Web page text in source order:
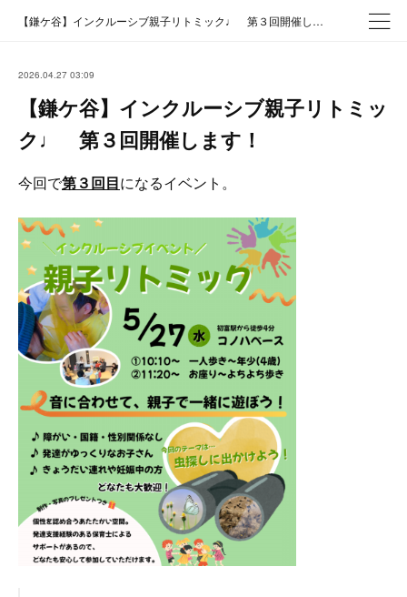
【鎌ケ谷】インクルーシブ親子リトミック♩ 第３回開催します！
2026.04.27 03:09
【鎌ケ谷】インクルーシブ親子リトミッ
ク♩ 第３回開催します！
今回で第３回目になるイベント。